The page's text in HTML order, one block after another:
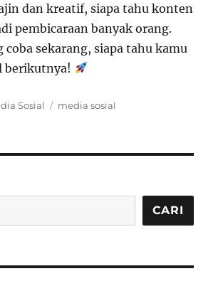
dan kreatif, siapa tahu konten
pembicaraan banyak orang.
coba sekarang, siapa tahu kamu
berikutnya!
Sosial Tags
media sosial
CARI